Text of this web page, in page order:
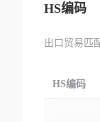
HS编码
出口贸易匹
HS编码